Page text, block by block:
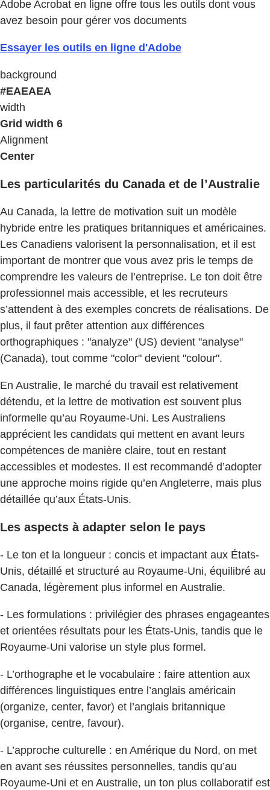
Adobe Acrobat en ligne offre tous les outils dont vous
avez besoin pour gérer vos documents
Essayer les outils en ligne d'Adobe
background
#EAEAEA
width
Grid width 6
Alignment
Center
Les particularités du Canada et de l’Australie
Au Canada, la lettre de motivation suit un modèle
hybride entre les pratiques britanniques et américaines.
Les Canadiens valorisent la personnalisation, et il est
important de montrer que vous avez pris le temps de
comprendre les valeurs de l’entreprise. Le ton doit être
professionnel mais accessible, et les recruteurs
s’attendent à des exemples concrets de réalisations. De
plus, il faut prêter attention aux différences
orthographiques : "analyze" (US) devient "analyse"
(Canada), tout comme "color" devient "colour".
En Australie, le marché du travail est relativement
détendu, et la lettre de motivation est souvent plus
informelle qu’au Royaume-Uni. Les Australiens
apprécient les candidats qui mettent en avant leurs
compétences de manière claire, tout en restant
accessibles et modestes. Il est recommandé d’adopter
une approche moins rigide qu’en Angleterre, mais plus
détaillée qu’aux États-Unis.
Les aspects à adapter selon le pays
- Le ton et la longueur : concis et impactant aux États-
Unis, détaillé et structuré au Royaume-Uni, équilibré au
Canada, légèrement plus informel en Australie.
- Les formulations : privilégier des phrases engageantes
et orientées résultats pour les États-Unis, tandis que le
Royaume-Uni valorise un style plus formel.
- L’orthographe et le vocabulaire : faire attention aux
différences linguistiques entre l’anglais américain
(organize, center, favor) et l’anglais britannique
(organise, centre, favour).
- L’approche culturelle : en Amérique du Nord, on met
en avant ses réussites personnelles, tandis qu’au
Royaume-Uni et en Australie, un ton plus collaboratif est